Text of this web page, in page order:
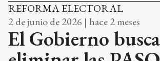
REFORMA ELECTORAL
2 de junio de 2026 | hace 2 meses
El Gobierno busca